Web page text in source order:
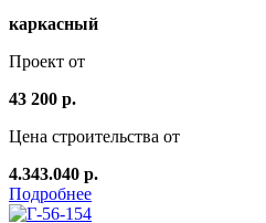
каркасный
Проект от
43 200 р.
Цена строительства от
4.343.040 р.
Подробнее